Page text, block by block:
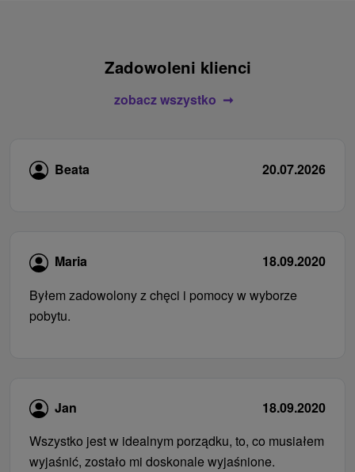
Zadowoleni klienci
zobacz wszystko
Beata 20.07.2026
Maria
18.09.2020
Byłem zadowolony z chęci i pomocy w wyborze
pobytu.
Jan
18.09.2020
Wszystko jest w idealnym porządku, to, co musiałem
wyjaśnić, zostało mi doskonale wyjaśnione.